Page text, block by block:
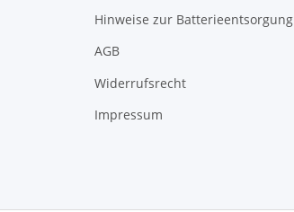
Hinweise zur Batterieentsorgung
AGB
Widerrufsrecht
Impressum